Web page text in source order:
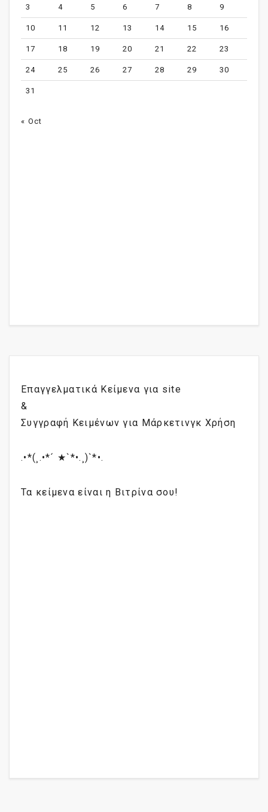
3 4 5 6 7 8 9
10 11 12 13 14 15 16
17 18 19 20 21 22 23
24 25 26 27 28 29 30
31
« Oct
Επαγγελματικά Κείμενα για site
&
Συγγραφή Κειμένων για Μάρκετινγκ Χρήση
.•*(¸.•*´ ★`*•.¸)`*•.
Τα κείμενα είναι η Βιτρίνα σου!